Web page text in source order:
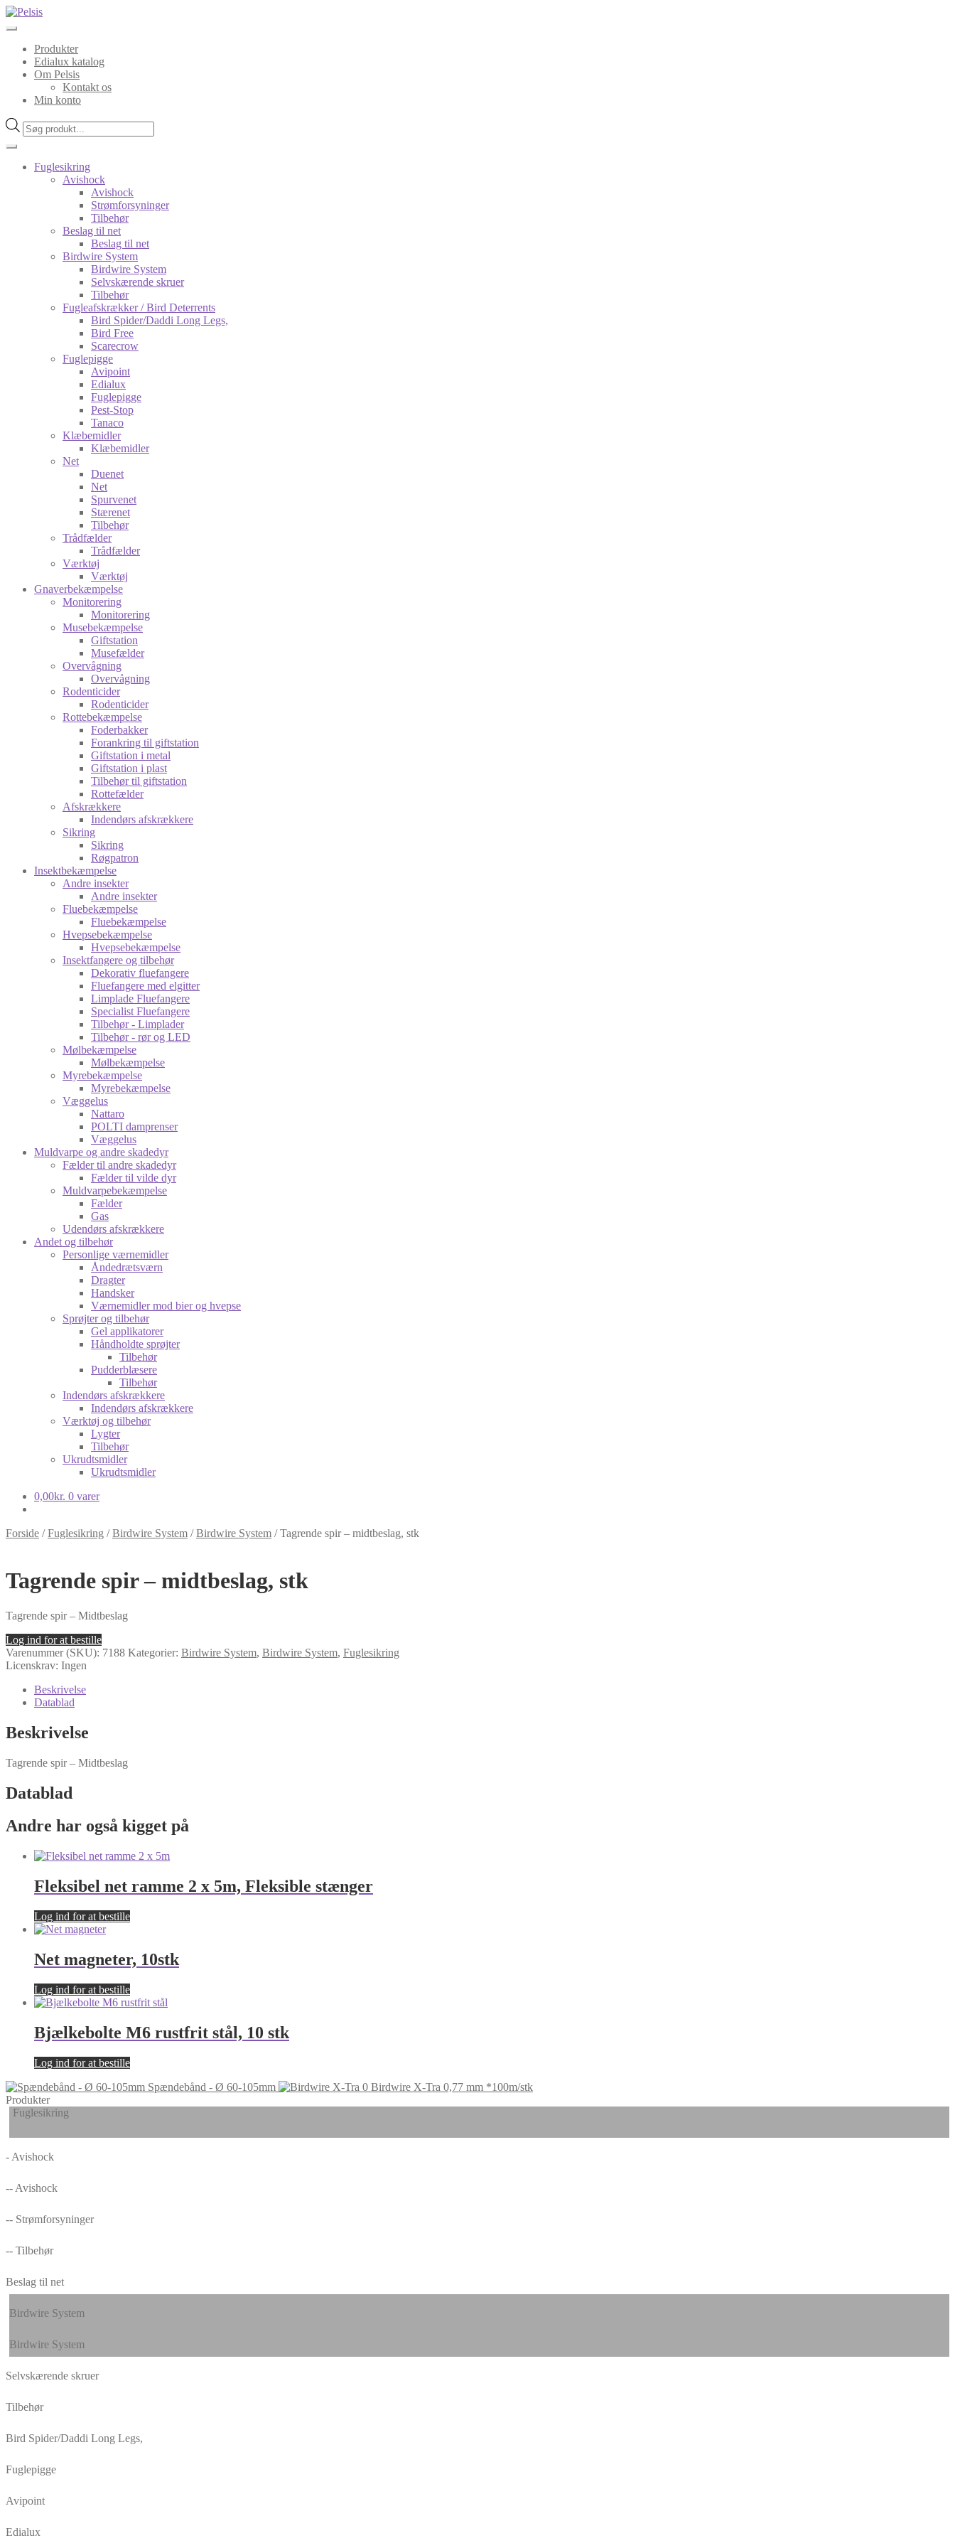
Spring
Spring
Produkter
Edialux katalog
Om Pelsis
Kontakt os
Min konto
Products
search
Fuglesikring
Avishock
Avishock
Strømforsyninger
Tilbehør
Beslag til net
Beslag til net
Birdwire System
Birdwire System
Selvskærende skruer
Tilbehør
Fugleafskrækker / Bird Deterrents
Bird Spider/Daddi Long Legs,
Bird Free
Scarecrow
Fuglepigge
Avipoint
Edialux
Fuglepigge
Pest-Stop
Tanaco
Klæbemidler
Klæbemidler
Net
Duenet
Net
Spurvenet
Stærenet
Tilbehør
Trådfælder
Trådfælder
Værktøj
Værktøj
Gnaverbekæmpelse
Monitorering
Monitorering
Musebekæmpelse
Giftstation
Musefælder
Overvågning
Overvågning
Rodenticider
Rodenticider
Rottebekæmpelse
Foderbakker
Forankring til giftstation
Giftstation i metal
Giftstation i plast
Tilbehør til giftstation
Rottefælder
Afskrækkere
Indendørs afskrækkere
Sikring
Sikring
Røgpatron
Insektbekæmpelse
Andre insekter
Andre insekter
Fluebekæmpelse
Fluebekæmpelse
Hvepsebekæmpelse
Hvepsebekæmpelse
Insektfangere og tilbehør
Dekorativ fluefangere
Fluefangere med elgitter
Limplade Fluefangere
Specialist Fluefangere
Tilbehør - Limplader
Tilbehør - rør og LED
Mølbekæmpelse
Mølbekæmpelse
Myrebekæmpelse
Myrebekæmpelse
Væggelus
Nattaro
POLTI damprenser
Væggelus
Muldvarpe og andre skadedyr
Fælder til andre skadedyr
Fælder til vilde dyr
Muldvarpebekæmpelse
Fælder
Gas
Udendørs afskrækkere
Andet og tilbehør
Personlige værnemidler
Åndedrætsværn
Dragter
Handsker
Værnemidler mod bier og hvepse
Sprøjter og tilbehør
Gel applikatorer
Håndholdte sprøjter
Tilbehør
Pudderblæsere
Tilbehør
Indendørs afskrækkere
Indendørs afskrækkere
Værktøj og tilbehør
Lygter
Tilbehør
Ukrudtsmidler
Ukrudtsmidler
0,00kr. 0 varer
Forside /Fuglesikring /Birdwire System /Birdwire System /Tagrende spir – midtbeslag, stk
Tagrende spir – midtbeslag, stk
Tagrende spir – Midtbeslag
Log ind for at bestille
Varenummer (SKU): 7188 Kategorier: Birdwire System, Birdwire System, Fuglesikring
Licenskrav: Ingen
Beskrivelse
Datablad
Beskrivelse
Tagrende spir – Midtbeslag
Datablad
Andre har også kigget på
Fleksibel net ramme 2 x 5m, Fleksible stænger
Log ind for at bestille
Net magneter, 10stk
Log ind for at bestille
Bjælkebolte M6 rustfrit stål, 10 stk
Log ind for at bestille
Spændebånd - Ø 60-105mm
Birdwire X-Tra 0,77 mm *100m/stk
Produkter
Fuglesikring
- Avishock
-- Avishock
-- Strømforsyninger
-- Tilbehør
Beslag til net
Birdwire System
Birdwire System
Selvskærende skruer
Tilbehør
Bird Spider/Daddi Long Legs,
Fuglepigge
Avipoint
Edialux